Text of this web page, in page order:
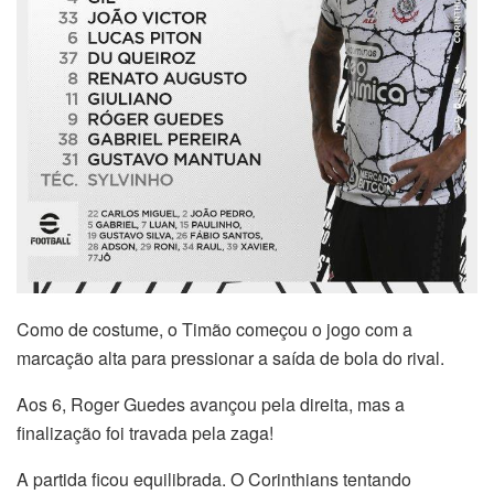
Como de costume, o Timão começou o jogo com a
marcação alta para pressionar a saída de bola do rival.
Aos 6, Roger Guedes avançou pela direita, mas a
finalização foi travada pela zaga!
A partida ficou equilibrada. O Corinthians tentando